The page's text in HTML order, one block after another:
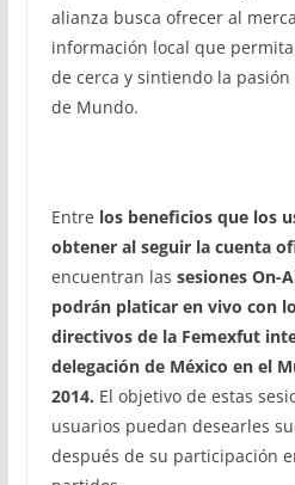
alianza busca ofrecer al
información local que
de cerca y sintiendo la pasión
de Mundo.
Entre los beneficios que los
obtener al seguir la cuenta
encuentran las sesiones On-
podrán platicar en vivo con
directivos de la Femexfut
delegación de México en el
2014. El objetivo de estas
usuarios puedan desearles
después de su participación